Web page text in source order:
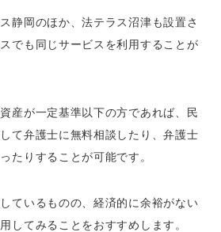
ス静岡は無料法律相談がした
静岡のほか、法テラス沼津も設置さ
でも同じサービスを利用することが
産が一定基準以下の方であれば、民
て弁護士に無料相談したり、弁護士
たりすることが可能です。
ているものの、経済的に余裕がない
してみることをおすすめします。